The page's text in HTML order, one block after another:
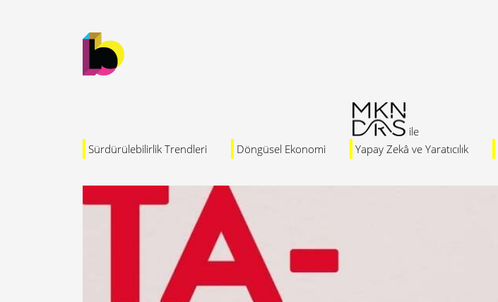
Sürdürülebilirlik Trendleri Döngüsel Ekonomi Yapay Zekâ ve Yaratıcılık